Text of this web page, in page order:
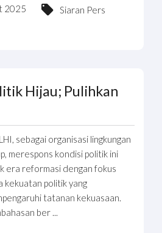
2025
Siaran Pers
Hijau; Pulihkan
sebagai organisasi lingkungan
merespons kondisi politik ini
era reformasi dengan fokus
kekuatan politik yang
tatanan kekuasaan.
ber ...